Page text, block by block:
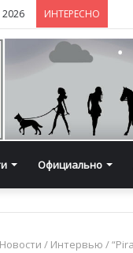
2026 ИНТЕРЕСНО
Официально
Новости / Интервью /